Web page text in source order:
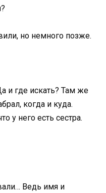
но немного позже.
и где искать? Там же
когда и куда.
у него есть сестра.
Ведь имя и